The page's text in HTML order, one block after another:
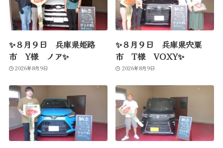
✨８月９日 兵庫県姫路
市 Y様 ノア✨
2026年8月9日
✨８月９日 兵庫県宍粟
市 T様 VOXY✨
2026年8月9日